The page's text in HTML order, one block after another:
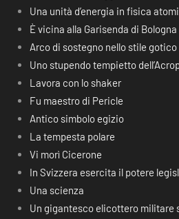
Una unità d’energia in fisica
È vicina alla Garisenda di Bologna
Arco di sostegno nello stile gotico
Uno stupendo tempietto
Lavora con lo shaker
Fu maestro di Pericle
Antico simbolo egizio
La tempesta polare
Vi morì Cicerone
In Svizzera esercita il potere
Una scienza
Un gigantesco elicottero militare